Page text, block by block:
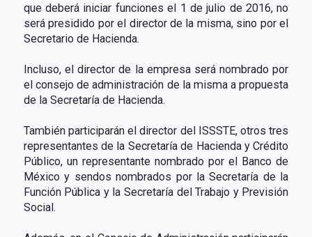
que deberá iniciar funciones el 1 de julio de 2016, no
será presidido por el director de la misma, sino por el
Secretario de Hacienda.
Incluso, el director de la empresa será nombrado por
el consejo de administración de la misma a propuesta
de la Secretaría de Hacienda.
También participarán el director del ISSSTE, otros tres
representantes de la Secretaría de Hacienda y Crédito
Público, un representante nombrado por el Banco de
México y sendos nombrados por la Secretaría de la
Función Pública y la Secretaría del Trabajo y Previsión
Social.